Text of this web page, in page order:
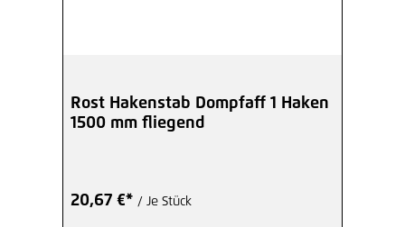
Rost Hakenstab Dompfaff 1 Haken
1500 mm fliegend
20,67 €* / Je Stück